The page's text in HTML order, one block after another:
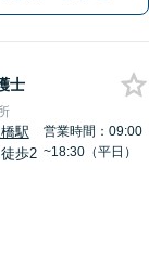
士
駅
歩2
営業時間：09:00
~18:30（平日）